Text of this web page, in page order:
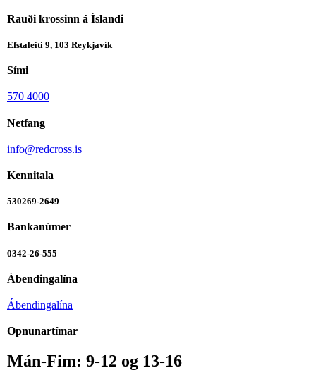
Rauði krossinn á Íslandi
Efstaleiti 9, 103 Reykjavík
Sími
570 4000
Netfang
info@redcross.is
Kennitala
530269-2649
Bankanúmer
0342-26-555
Ábendingalína
Ábendingalína
Opnunartímar
Mán-Fim: 9-12 og 13-16